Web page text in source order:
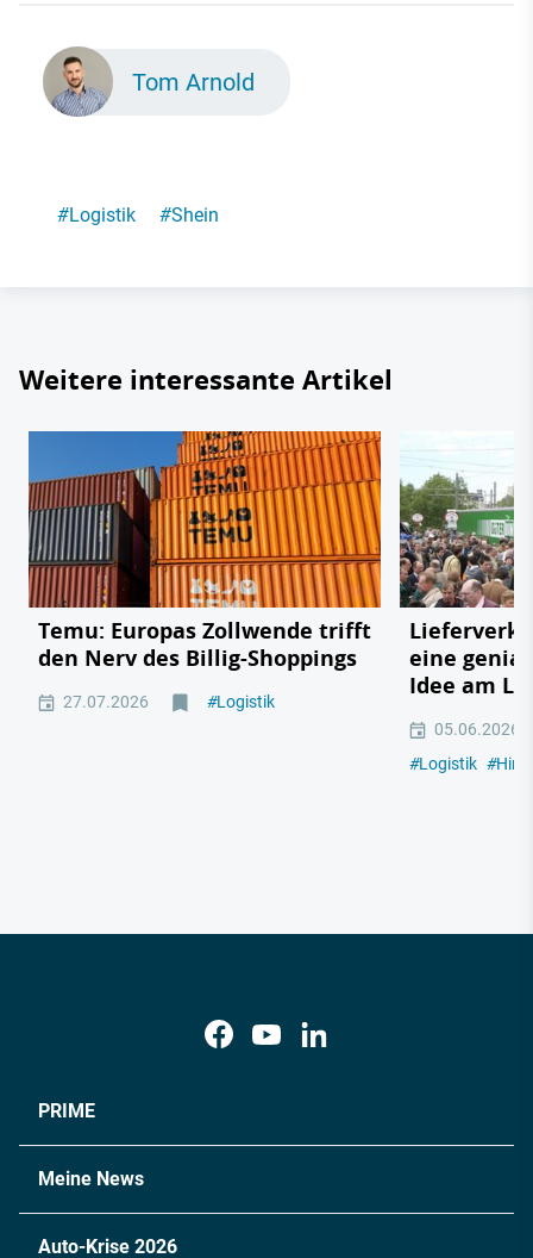
Tom Arnold
#Logistik #Shein
Weitere interessante Artikel
Temu: Europas Zollwende trifft
den Nerv des Billig-Shoppings
27.07.2026 #Logistik
eine
Idee am
05.06.2026
#Logistik #
PRIME
Meine News
Auto-Krise 2026